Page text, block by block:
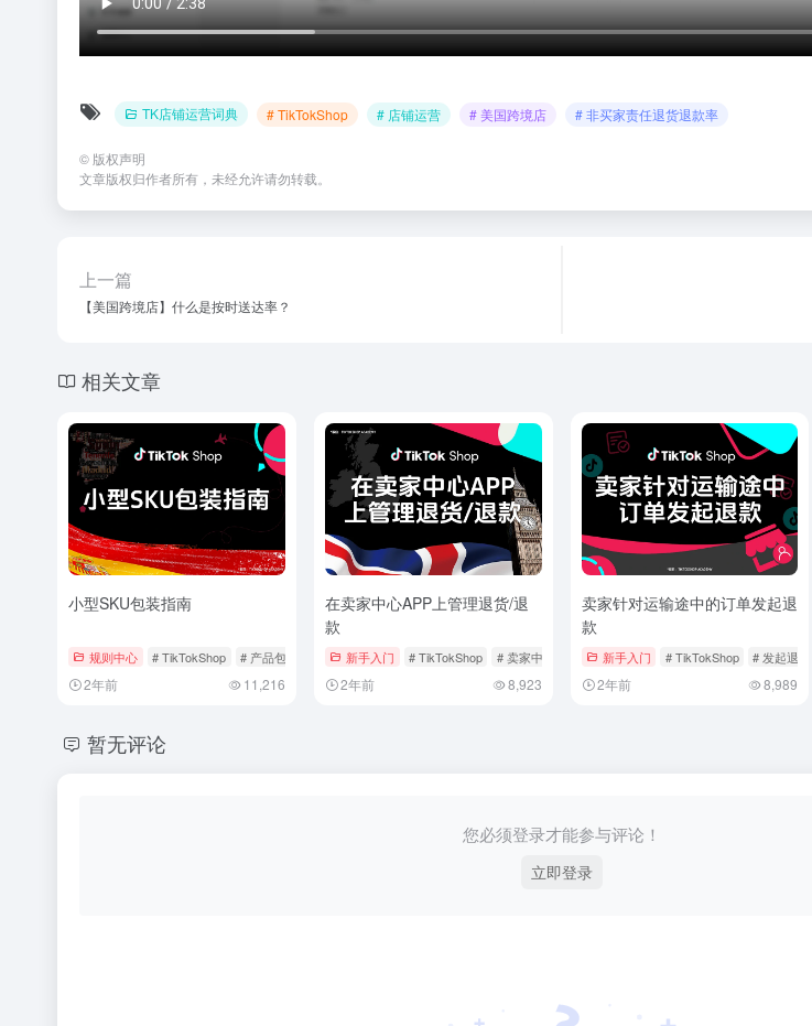
TK店铺运营词典 # TikTokShop # 店铺运营 # 美国跨境店 # 非买家责任退货退款率
© 版权声明
文章版权归作者所有，未经允许请勿转载。
上一篇
【美国跨境店】什么是按时送达率？
相关文章
小型SKU包装指南
规则中心 # TikTokShop # 产品包装 # 发货物流
2年前 11,216
在卖家中心APP上管理退货/退
款
新手入门 # TikTokShop # 卖家中心APP # 管理订单
2年前 8,923
卖家针对运输途中的订单发起退
款
新手入门 # TikTokShop # 发起退款
2年前 8,989
暂无评论
您必须登录才能参与评论！
立即登录